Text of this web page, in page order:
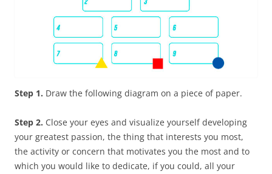
Step 1. Draw the following diagram on a piece of paper.
Step 2. Close your eyes and visualize yourself developing
your greatest passion, the thing that interests you most,
the activity or concern that motivates you the most and to
which you would like to dedicate, if you could, all your